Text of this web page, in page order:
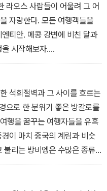
라오스 사람들이 어울려 그 어
자랑한다. 모든 여행객들을
티안. 메콩 강변에 비친 달과
시작해보자.
석회절벽과 그 사이를 흐르는
으로 한 분위기 좋은 방갈로를
행을 꿈꾸는 여행자들을 유혹
이 마치 중국의 계림과 비슷
불리는 방비엥은 수많은 종류
다.